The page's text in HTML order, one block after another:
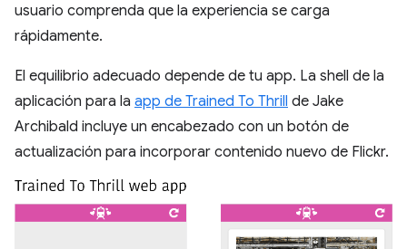
usuario comprenda que la experiencia se carga
rápidamente.
El equilibrio adecuado depende de tu app. La shell de la
aplicación para la app de Trained To Thrill de Jake
Archibald incluye un encabezado con un botón de
actualización para incorporar contenido nuevo de Flickr.